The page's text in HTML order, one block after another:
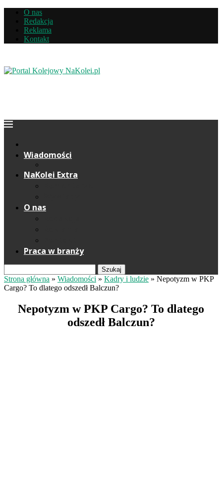
O nas
Redakcja
Reklama
Kontakt
Wiadomości
NaKolei Extra
O nas
Praca w branży
Szukaj
Strona główna » Wiadomości » Kadry i ludzie » Nepotyzm w PKP
Cargo? To dlatego odszedł Balczun?
Nepotyzm w PKP Cargo? To dlatego
odszedł Balczun?